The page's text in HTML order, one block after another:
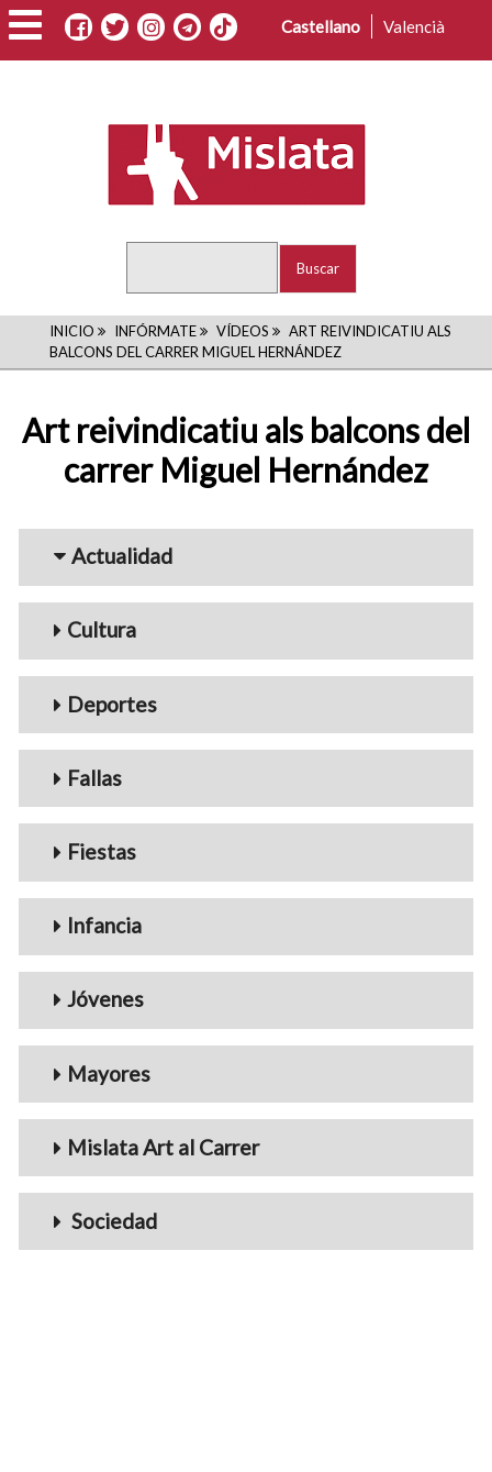
Pasar
al
contenido
Castellano Valencià
RUTA
DE
NAVEGACIÓN
INICIO INFÓRMATE VÍDEOS
ART REIVINDICATIU ALS
BALCONS DEL CARRER MIGUEL HERNÁNDEZ
Art reivindicatiu als balcons del
carrer Miguel Hernández
Menu_Videos
Actualidad
Cultura
Deportes
Fallas
Fiestas
Infancia
Jóvenes
Mayores
Mislata Art al Carrer
Sociedad